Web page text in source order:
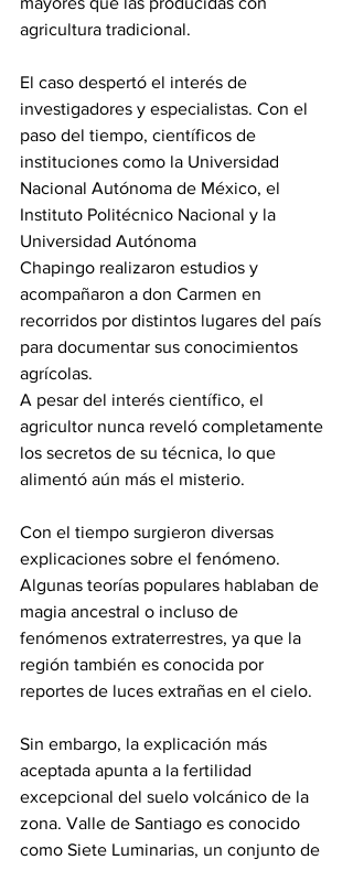
agricultura tradicional.
El caso despertó el interés de
investigadores y especialistas. Con el
paso del tiempo, científicos de
instituciones como la Universidad
Nacional Autónoma de México, el
Instituto Politécnico Nacional y la
Universidad Autónoma
Chapingo realizaron estudios y
acompañaron a don Carmen en
recorridos por distintos lugares del país
para documentar sus conocimientos
agrícolas.
A pesar del interés científico, el
agricultor nunca reveló completamente
los secretos de su técnica, lo que
alimentó aún más el misterio.
Con el tiempo surgieron diversas
explicaciones sobre el fenómeno.
Algunas teorías populares hablaban de
magia ancestral o incluso de
fenómenos extraterrestres, ya que la
región también es conocida por
reportes de luces extrañas en el cielo.
Sin embargo, la explicación más
aceptada apunta a la fertilidad
excepcional del suelo volcánico de la
zona. Valle de Santiago es conocido
como Siete Luminarias, un conjunto de